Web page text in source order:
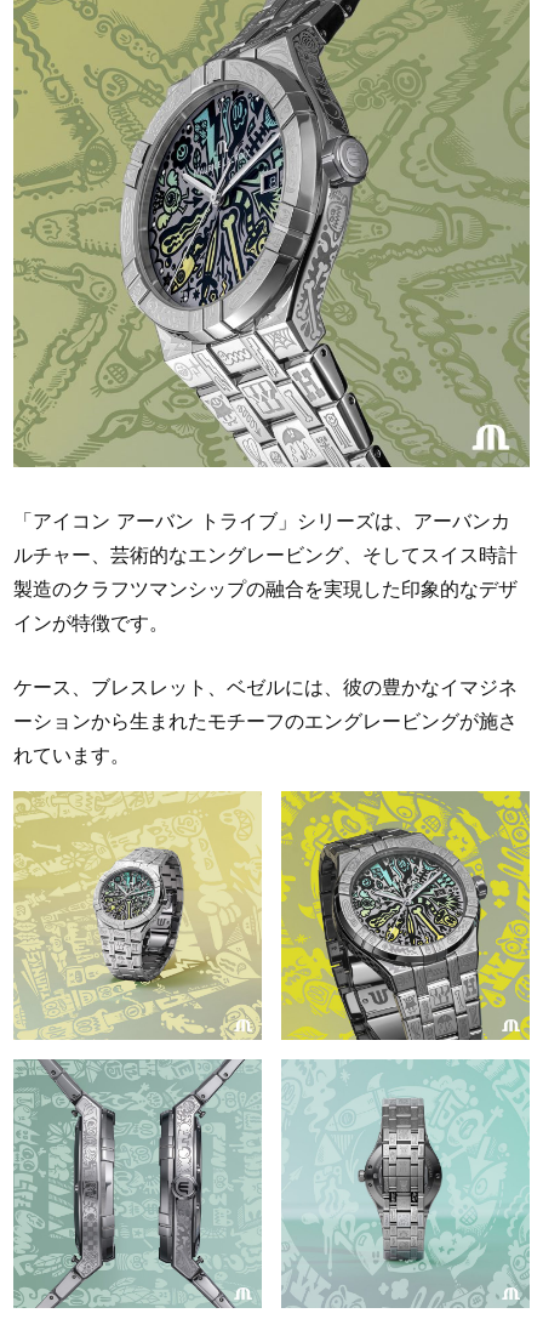
「アイコン アーバン トライブ」シリーズは、アーバンカ
ルチャー、芸術的なエングレービング、そしてスイス時計
製造のクラフツマンシップの融合を実現した印象的なデザ
インが特徴です。
ケース、ブレスレット、ベゼルには、彼の豊かなイマジネ
ーションから生まれたモチーフのエングレービングが施さ
れています。